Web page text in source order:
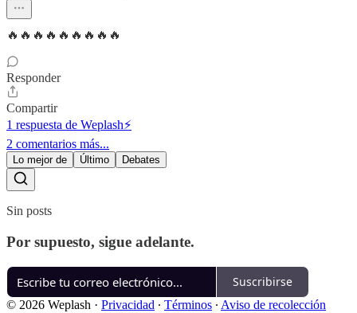
🔥🔥🔥🔥🔥🔥🔥🔥🔥
Responder
Compartir
1 respuesta de Weplash⚡️
2 comentarios más...
Lo mejor de Último Debates
Sin posts
Por supuesto, sigue adelante.
Suscribirse
© 2026 Weplash · Privacidad ∙ Términos ∙ Aviso de recolección